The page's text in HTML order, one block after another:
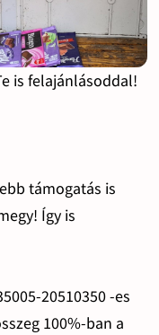
is felajánlásoddal!
támogatás is
Így is
20510350 -es
100%-ban a